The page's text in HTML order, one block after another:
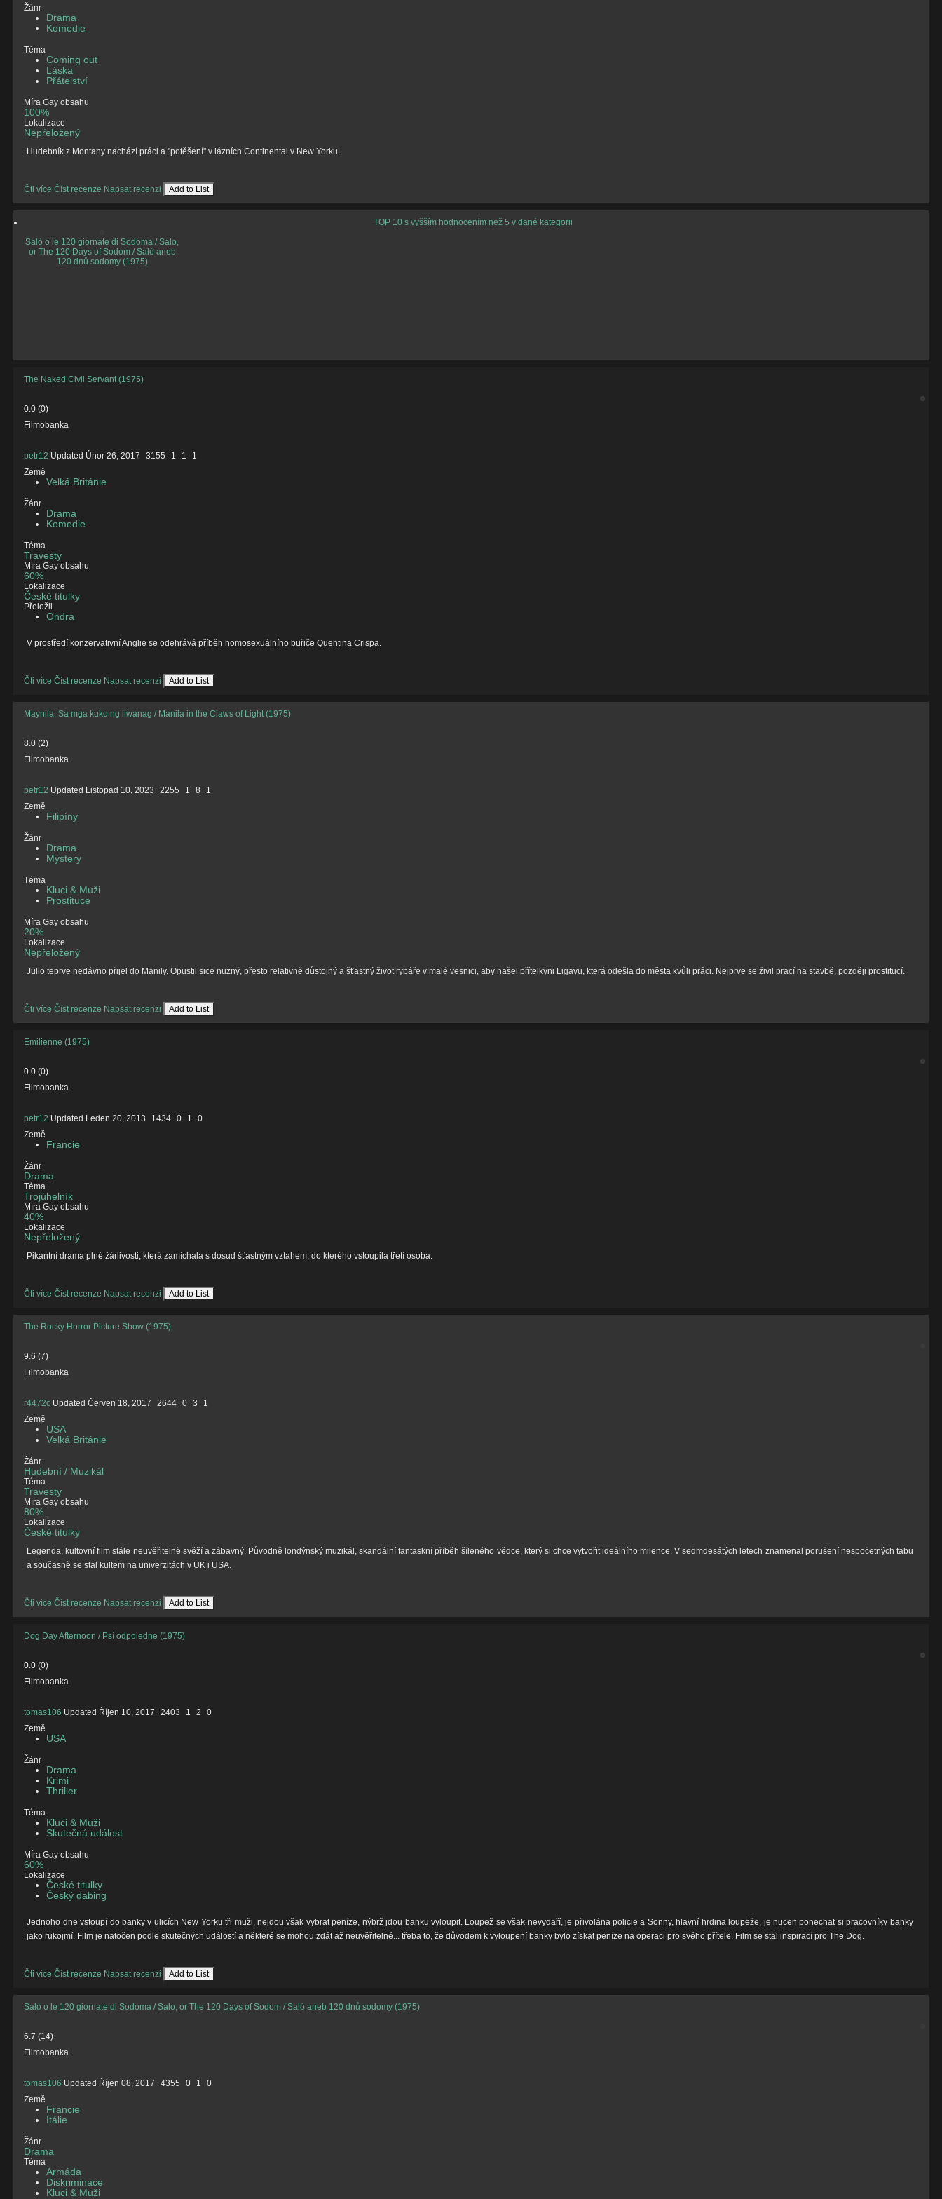
Žánr
Drama
Komedie
Téma
Coming out
Láska
Přátelství
Míra Gay obsahu
100%
Lokalizace
Nepřeložený
Hudebník z Montany nachází práci a "potěšení" v lázních Continental v New Yorku.
Čti více Číst recenze Napsat recenzi Add to List
TOP 10 s vyšším hodnocením než 5 v dané kategorii
Salò o le 120 giornate di Sodoma / Salo,
or The 120 Days of Sodom / Saló aneb
120 dnů sodomy (1975)
The Naked Civil Servant (1975)
0.0(0)
Filmobanka
petr12 Updated Únor 26, 2017 3155 1 1
1
Země
Velká Británie
Žánr
Drama
Komedie
Téma
Travesty
Míra Gay obsahu
60%
Lokalizace
České titulky
Přeložil
Ondra
V prostředí konzervativní Anglie se odehrává příběh homosexuálního buřiče Quentina Crispa.
Čti více Číst recenze Napsat recenzi Add to List
Maynila: Sa mga kuko ng liwanag / Manila in the Claws of Light (1975)
8.0(2)
Filmobanka
petr12 Updated Listopad 10, 2023 2255 1 8
1
Země
Filipíny
Žánr
Drama
Mystery
Téma
Kluci & Muži
Prostituce
Míra Gay obsahu
20%
Lokalizace
Nepřeložený
Julio teprve nedávno přijel do Manily. Opustil sice nuzný, přesto relativně důstojný a šťastný život rybáře v malé vesnici, aby našel přítelkyni Ligayu, která odešla do města kvůli práci. Nejprve se živil prací na stavbě, později prostitucí.
Čti více Číst recenze Napsat recenzi Add to List
Emilienne (1975)
0.0(0)
Filmobanka
petr12 Updated Leden 20, 2013 1434 0 1
0
Země
Francie
Žánr
Drama
Téma
Trojúhelník
Míra Gay obsahu
40%
Lokalizace
Nepřeložený
Pikantní drama plné žárlivosti, která zamíchala s dosud šťastným vztahem, do kterého vstoupila třetí osoba.
Čti více Číst recenze Napsat recenzi Add to List
The Rocky Horror Picture Show (1975)
9.6(7)
Filmobanka
r4472c Updated Červen 18, 2017 2644 0 3
1
Země
USA
Velká Británie
Žánr
Hudební / Muzikál
Téma
Travesty
Míra Gay obsahu
80%
Lokalizace
České titulky
Legenda, kultovní film stále neuvěřitelně svěží a zábavný. Původně londýnský muzikál, skandální fantaskní příběh šíleného vědce, který si chce vytvořit ideálního milence. V sedmdesátých letech znamenal porušení nespočetných tabu
a současně se stal kultem na univerzitách v UK i USA.
Čti více Číst recenze Napsat recenzi Add to List
Dog Day Afternoon / Psí odpoledne (1975)
0.0(0)
Filmobanka
tomas106 Updated Říjen 10, 2017 2403 1 2
0
Země
USA
Žánr
Drama
Krimi
Thriller
Téma
Kluci & Muži
Skutečná událost
Míra Gay obsahu
60%
Lokalizace
České titulky
Český dabing
Jednoho dne vstoupí do banky v ulicích New Yorku tři muži, nejdou však vybrat peníze, nýbrž jdou banku vyloupit. Loupež se však nevydaří, je přivolána policie a Sonny, hlavní hrdina loupeže, je nucen ponechat si pracovníky banky
jako rukojmí. Film je natočen podle skutečných událostí a některé se mohou zdát až neuvěřitelné... třeba to, že důvodem k vyloupení banky bylo získat peníze na operaci pro svého přítele. Film se stal inspirací pro The Dog.
Čti více Číst recenze Napsat recenzi Add to List
Salò o le 120 giornate di Sodoma / Salo, or The 120 Days of Sodom / Saló aneb 120 dnů sodomy (1975)
6.7(14)
Filmobanka
tomas106 Updated Říjen 08, 2017 4355 0 1
0
Země
Francie
Itálie
Žánr
Drama
Téma
Armáda
Diskriminace
Kluci & Muži